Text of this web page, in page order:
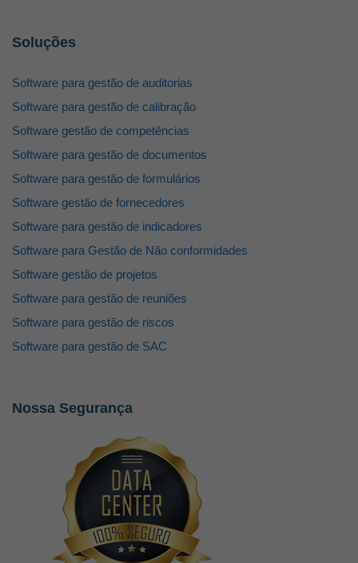
Soluções
Software para gestão de auditorias
Software para gestão de calibração
Software gestão de competências
Software para gestão de documentos
Software para gestão de formulários
Software gestão de fornecedores
Software para gestão de indicadores
Software para Gestão de Não conformidades
Software gestão de projetos
Software para gestão de reuniões
Software para gestão de riscos
Software para gestão de SAC
Nossa Segurança